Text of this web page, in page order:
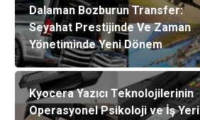
Dalaman Bozburun Transfer:
Seyahat Prestijinde Ve Zaman
Yönetiminde Yeni Dönem
Kyocera Yazıcı Teknolojilerinin
Operasyonel Psikoloji ve İş Yeri